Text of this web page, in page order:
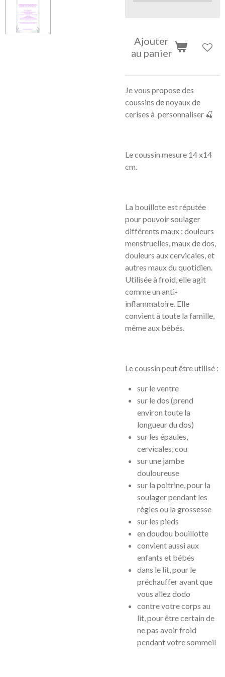
Ajouter
au panier
Je vous propose des
coussins de noyaux de
cerises à personnaliser 🍒
Le coussin mesure 14 x14
cm.
La bouilloteest réputée
pour pouvoir soulager
différents maux : douleurs
menstruelles, maux de dos,
douleurs aux cervicales, et
autres maux du quotidien.
Utilisée à froid, elle agit
comme un anti-
inflammatoire. Elle
convient à toute la famille,
même aux bébés.
Le coussin peut être utilisé :
sur le ventre
sur le dos (prend
environ toute la
longueur du dos)
sur les épaules,
cervicales, cou
sur une jambe
douloureuse
sur la poitrine, pour la
soulager pendant les
règles ou la grossesse
sur les pieds
en doudou bouillotte
convient aussi aux
enfants et bébés
dans le lit, pour le
préchauffer avant que
vous allez dodo
contre votre corps au
lit, pour être certain de
ne pas avoir froid
pendant votre sommeil